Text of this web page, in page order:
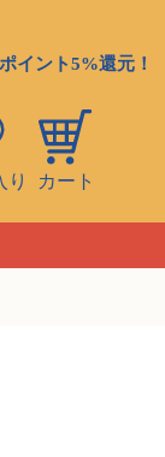
イント5%還元！
り カート